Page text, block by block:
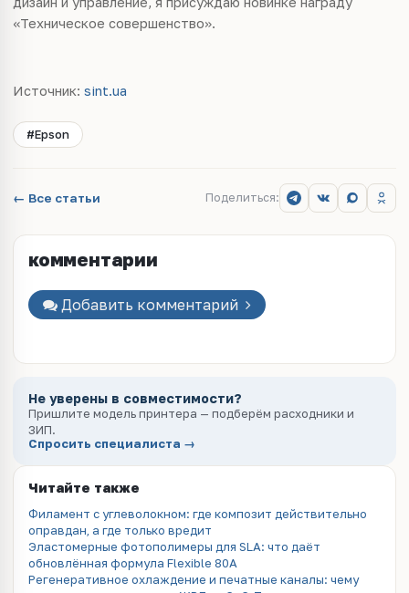
«Техническое совершенство».
Источник: sint.ua
#Epson
← Все статьи Поделиться:
комментарии
Добавить комментарий
Не уверены в совместимости?
Пришлите модель принтера — подберём расходники и
ЗИП.
Спросить специалиста →
Читайте также
Филамент с углеволокном: где композит действительно
оправдан, а где только вредит
Эластомерные фотополимеры для SLA: что даёт
обновлённая формула Flexible 80A
Регенеративное охлаждение и печатные каналы: чему